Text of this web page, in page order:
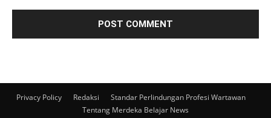
Privacy Policy Redaksi
Standar Perlindungan Profesi Wartawan
Tentang Merdeka Belajar News